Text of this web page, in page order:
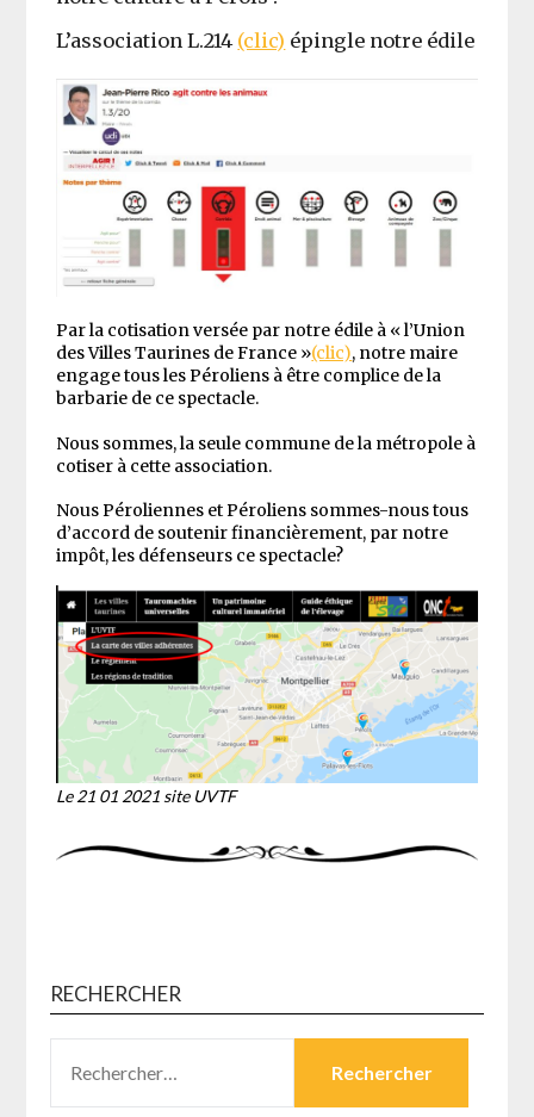
L’association L.214 (clic) épingle notre édile
Par la cotisation versée par notre édile à « l’Union
des Villes Taurines de France »(clic), notre maire
engage tous les Péroliens à être complice de la
barbarie de ce spectacle.
Nous sommes, la seule commune de la métropole à
cotiser à cette association.
Nous Péroliennes et Péroliens sommes-nous tous
d’accord de soutenir financièrement, par notre
impôt, les défenseurs ce spectacle?
Le 21 01 2021 site UVTF
RECHERCHER